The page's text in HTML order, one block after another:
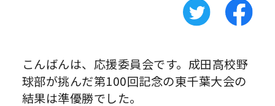
こんばんは、応援委員会です。成田高校野
球部が挑んだ第100回記念の東千葉大会の
結果は準優勝でした。